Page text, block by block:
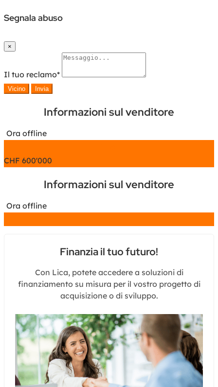
Segnala abuso
×
Il tuo reclamo*
Vicino Invia
Informazioni sul venditore
Ora offline
CHF 600'000
Informazioni sul venditore
Ora offline
Finanzia il tuo futuro!
Con Lica, potete accedere a soluzioni di
finanziamento su misura per il vostro progetto di
acquisizione o di sviluppo.